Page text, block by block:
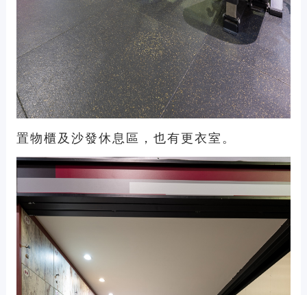
置物櫃及沙發休息區，也有更衣室。